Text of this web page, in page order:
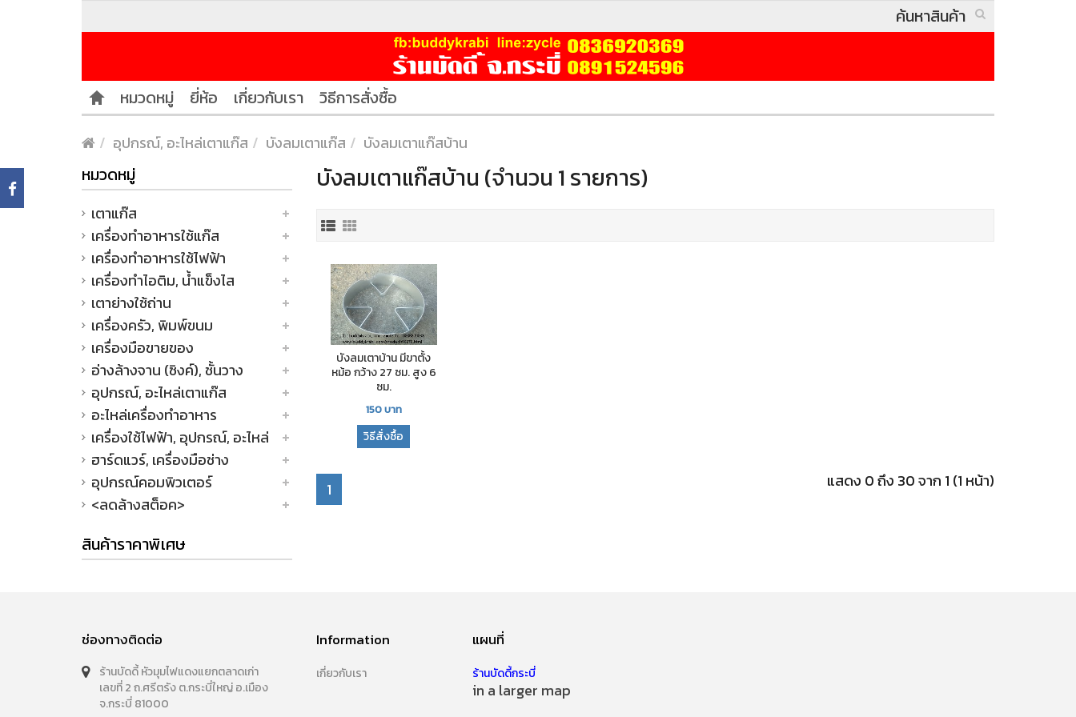
หมวดหมู่ ยี่ห้อ เกี่ยวกับเรา วิธีการสั่งซื้อ
อุปกรณ์, อะไหล่เตาแก๊ส บังลมเตาแก๊ส บังลมเตาแก๊สบ้าน
หมวดหมู่
เตาแก๊ส
เครื่องทำอาหารใช้แก๊ส
เครื่องทำอาหารใช้ไฟฟ้า
เครื่องทำไอติม, น้ำแข็งไส
เตาย่างใช้ถ่าน
เครื่องครัว, พิมพ์ขนม
เครื่องมือขายของ
อ่างล้างจาน (ซิงค์), ชั้นวาง
อุปกรณ์, อะไหล่เตาแก๊ส
อะไหล่เครื่องทำอาหาร
เครื่องใช้ไฟฟ้า, อุปกรณ์, อะไหล่
ฮาร์ดแวร์, เครื่องมือช่าง
อุปกรณ์คอมพิวเตอร์
<ลดล้างสต็อค>
สินค้าราคาพิเศษ
บังลมเตาแก๊สบ้าน (จำนวน 1 รายการ)
บังลมเตาบ้าน มีขาตั้ง
หม้อ กว้าง 27 ซม. สูง 6
ซม.
150บาท
วิธีสั่งซื้อ
1 แสดง 0 ถึง 30 จาก 1 (1 หน้า)
ช่องทางติดต่อ
ร้านบัดดี้ หัวมุมไฟแดงแยกตลาดเก่า
เลขที่ 2 ถ.ศรีตรัง ต.กระบี่ใหญ่ อ.เมือง
จ.กระบี่ 81000
Information
เกี่ยวกับเรา
แผนที่
ร้านบัดดี้กระบี่
in a larger map